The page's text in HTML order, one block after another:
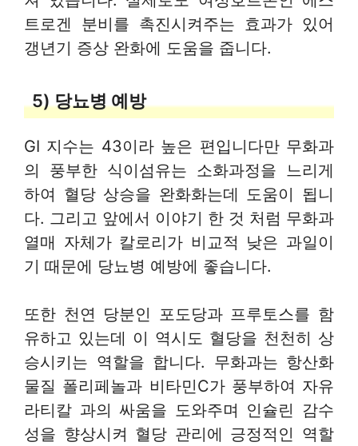
트로겐 분비를 촉진시켜주는 효과가 있어
갱년기 증상 완화에 도움을 줍니다.
5) 당뇨병 예방
GI 지수는 43이라 높은 편입니다만 무화과
의 풍부한 식이섬유는 소화과정을 느리게
하여 혈당 상승을 완화화는데 도움이 됩니
다. 그리고 앞에서 이야기 한 것 처럼 무화과
열매 자체가 칼로리가 비교적 낮은 과일이
기 때문에 당뇨병 예방에 좋습니다.
또한 천연 당분인 포도당과 프루토스를 함
유하고 있는데 이 역시도 혈당을 천천히 상
승시키는 역할을 합니다. 무화과는 항산화
물질 폴리페놀과 비타민C가 풍부하여 자유
라티칼 과의 싸움을 도와주며 인슐린 감수
성을 향상시켜 혈당 관리에 긍정적인 역할